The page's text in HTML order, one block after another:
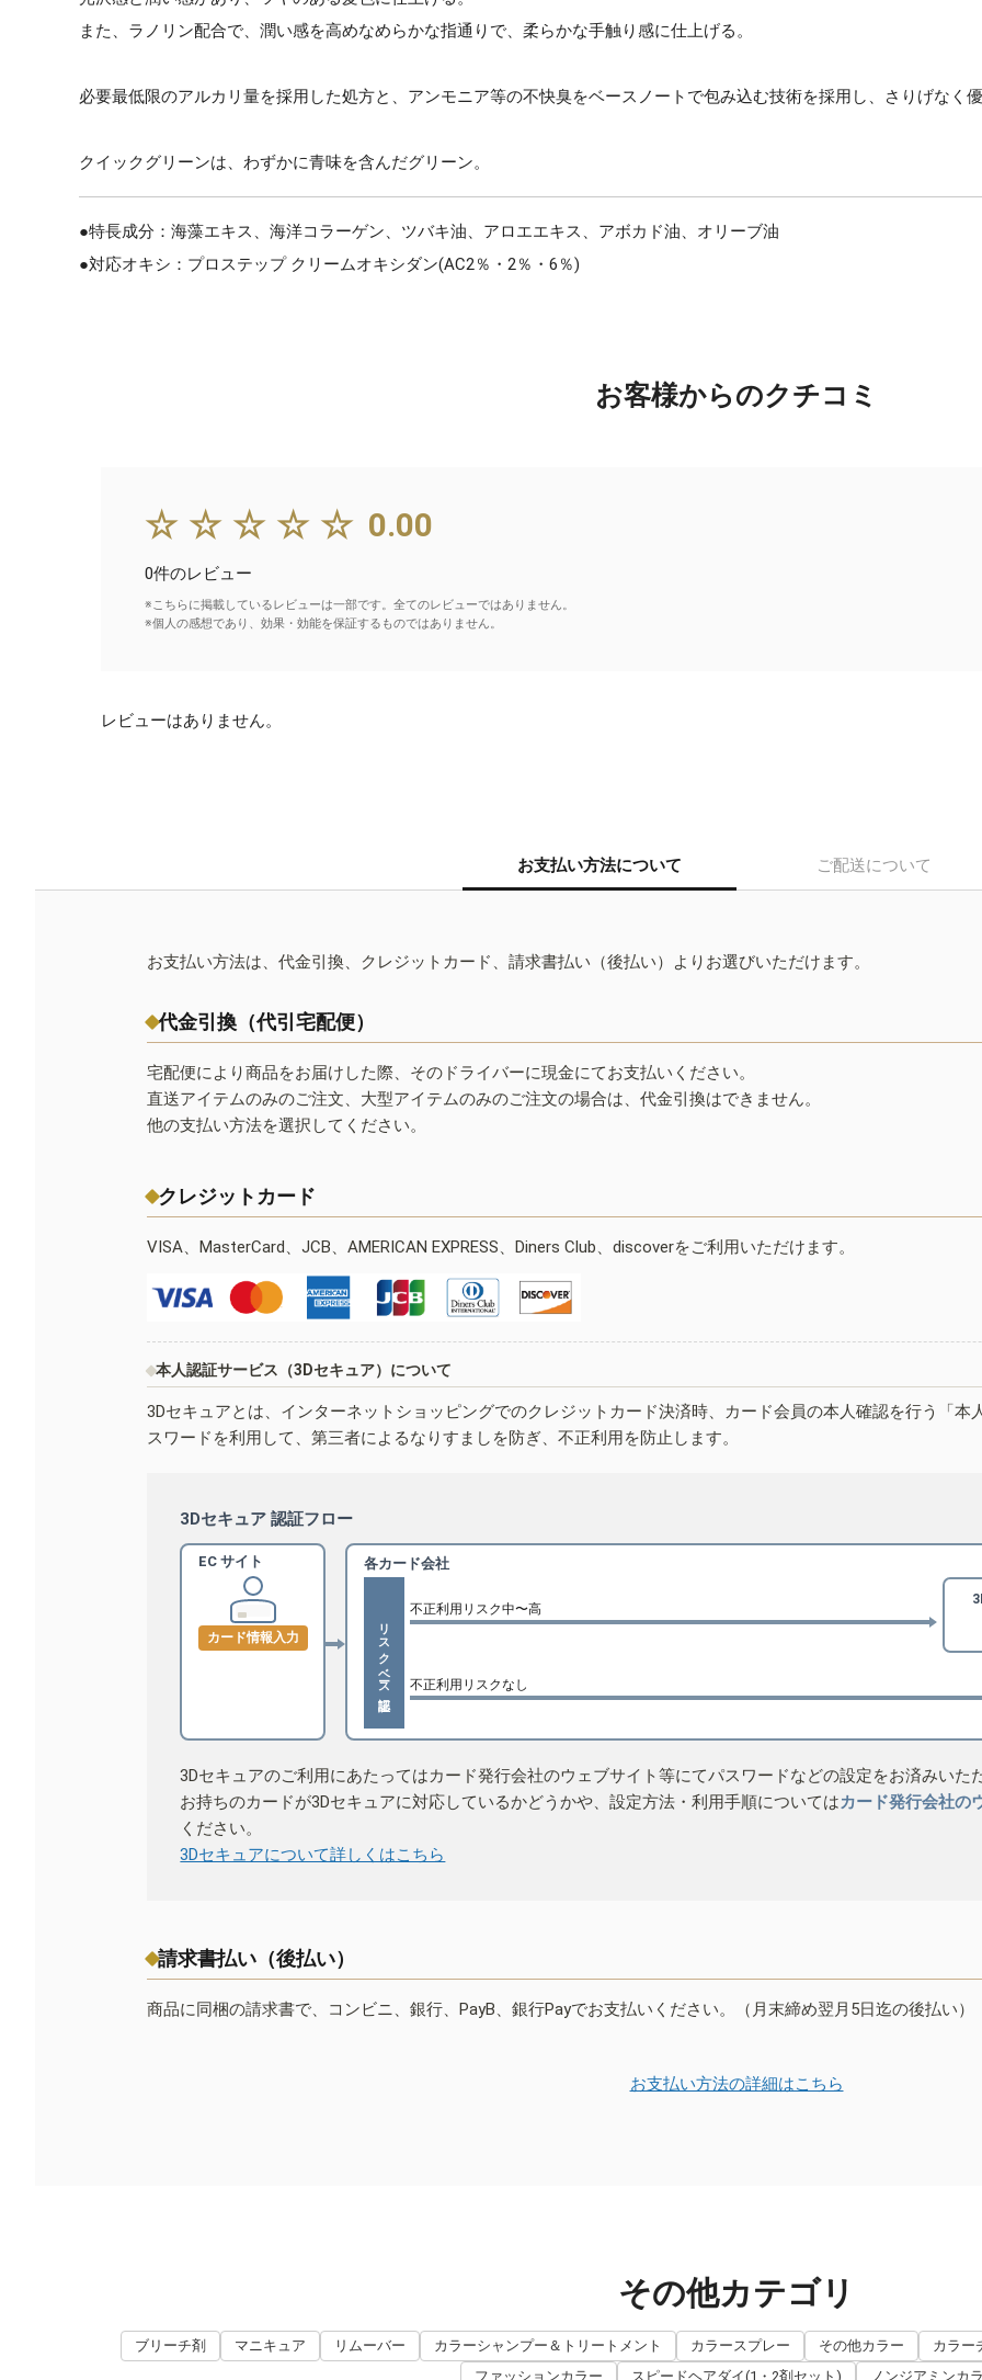
また、ラノリン配合で、潤い感を高めなめらかな指通りで、柔らかな手触り感に仕上げる。
必要最低限のアルカリ量を採用した処方と、アンモニア等の不快臭をベースノートで包み込む技術を採用し、さりげなく優
クイックグリーンは、わずかに青味を含んだグリーン。
●特長成分：海藻エキス、海洋コラーゲン、ツバキ油、アロエエキス、アボカド油、オリーブ油
●対応オキシ：プロステップ クリームオキシダン(AC2％・2％・6％)
お客様からのクチコミ
☆☆☆☆☆ 0.00
0件のレビュー
※こちらに掲載しているレビューは一部です。全てのレビューではありません。
※個人の感想であり、効果・効能を保証するものではありません。
レビューはありません。
お支払い方法について ご配送について
お支払い方法は、代金引換、クレジットカード、請求書払い（後払い）よりお選びいただけます。
代金引換（代引宅配便）
宅配便により商品をお届けした際、そのドライバーに現金にてお支払いください。
直送アイテムのみのご注文、大型アイテムのみのご注文の場合は、代金引換はできません。
他の支払い方法を選択してください。
クレジットカード
VISA、MasterCard、JCB、AMERICAN EXPRESS、Diners Club、discoverをご利用いただけます。
本人認証サービス（3Dセキュア）について
3Dセキュアとは、インターネットショッピングでのクレジットカード決済時、カード会員の本人確認を行う「
スワードを利用して、第三者によるなりすましを防ぎ、不正利用を防止します。
3Dセキュア 認証フロー
EC サイト
カード情報入力
各カード会社
リスクベース認証
不正利用リスク中〜高
不正利用リスクなし
3Dセキュアのご利用にあたってはカード発行会社のウェブサイト等にてパスワードなどの設定をお済みいた
お持ちのカードが3Dセキュアに対応しているかどうかや、設定方法・利用手順についてはカード発行会社の
ください。
3Dセキュアについて詳しくはこちら
請求書払い（後払い）
商品に同梱の請求書で、コンビニ、銀行、PayB、銀行Payでお支払いください。（月末締め翌月5日迄の後払い）
お支払い方法の詳細はこちら
その他カテゴリ
ブリーチ剤 マニキュア リムーバー カラーシャンプー＆トリートメント カラースプレー その他カラー カラー
ファッションカラー
スピードヘアダイ(1・2剤セット) ノンジアミンカ